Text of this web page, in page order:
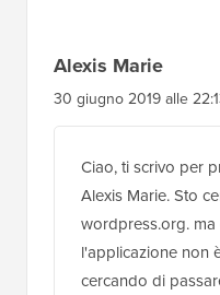
Alexis Marie
30 giugno 2019 alle
Ciao, ti scrivo per
Alexis Marie. Sto
wordpress.org.
l'applicazione non
cercando di